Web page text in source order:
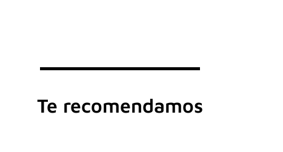
Te recomendamos